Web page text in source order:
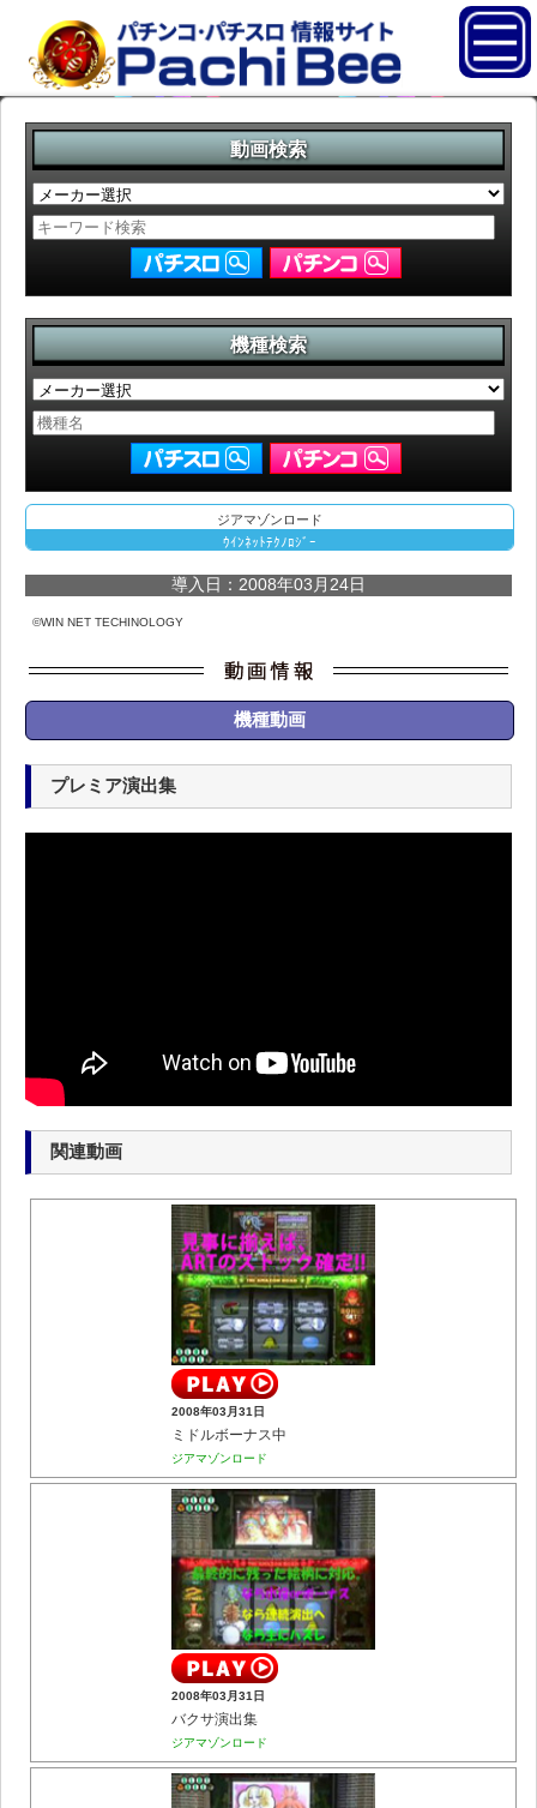
動画検索
機種検索
ジアマゾンロード
ｳｲﾝﾈｯﾄﾃｸﾉﾛｼﾞｰ
導入日：2008年03月24日
©WIN NET TECHINOLOGY
機種動画
プレミア演出集
関連動画
2008年03月31日
ミドルボーナス中
ジアマゾンロード
2008年03月31日
バクサ演出集
ジアマゾンロード